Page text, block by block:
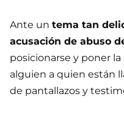
Ante un tema tan
acusación de abuso
posicionarse y poner
alguien a quien están
de pantallazos y